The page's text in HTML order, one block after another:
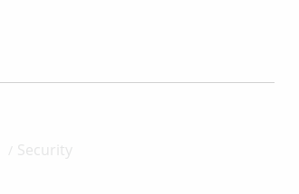
Security